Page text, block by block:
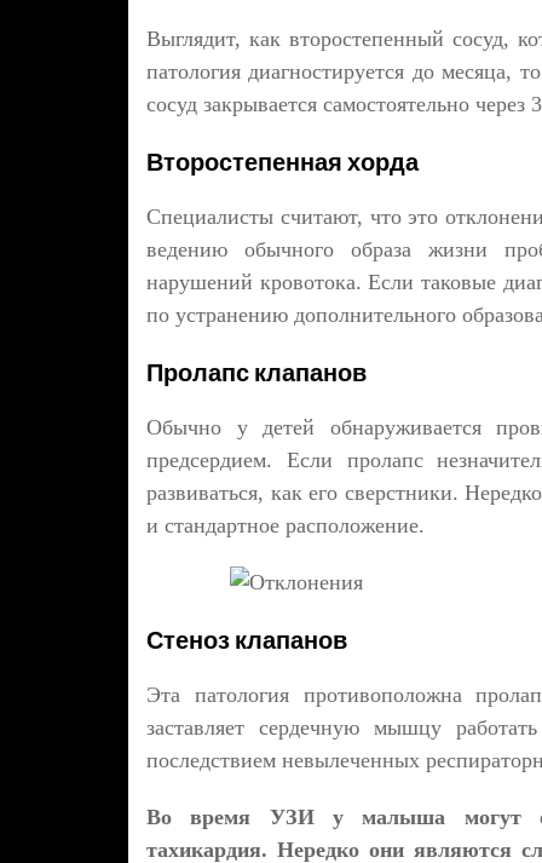
Выглядит, как второстепенный сосуд,
патология диагностируется до месяца,
сосуд закрывается самостоятельно
Второстепенная хорда
Специалисты считают, что это
ведению обычного образа жизни
нарушений кровотока. Если таковые
по устранению дополнительного
Пролапс клапанов
Обычно у детей обнаруживается
предсердием. Если пролапс
развиваться, как его сверстники.
и стандартное расположение.
Стеноз клапанов
Эта патология противоположна
заставляет сердечную мышцу
последствием невылеченных
Во время УЗИ у малыша могут
тахикардия. Нередко они являются